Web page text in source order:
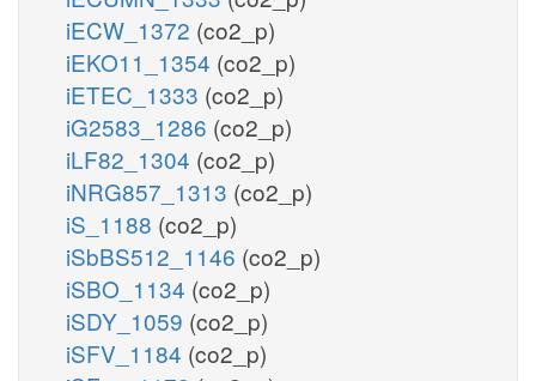
iECW_1372 (co2_p)
iEKO11_1354 (co2_p)
iETEC_1333 (co2_p)
iG2583_1286 (co2_p)
iLF82_1304 (co2_p)
iNRG857_1313 (co2_p)
iS_1188 (co2_p)
iSbBS512_1146 (co2_p)
iSBO_1134 (co2_p)
iSDY_1059 (co2_p)
iSFV_1184 (co2_p)